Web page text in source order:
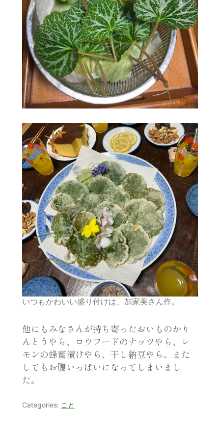
いつもかわいい盛り付けは、加家美さん作。
他にもみなさんが持ち寄ったおいものかり
んとうやら、ロウフードのナッツやら、レ
モンの蜂蜜漬けやら、干し納豆やら。また
してもお腹いっぱいになってしまいまし
た。
Categories: こと